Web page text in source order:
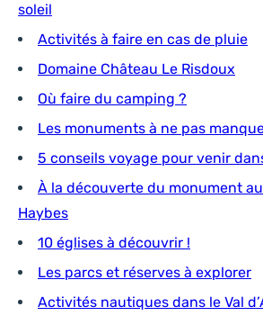
soleil
Activités à faire en cas de pluie
Domaine Château Le Risdoux
Où faire du camping ?
Les monuments à ne pas
5 conseils voyage pour venir
À la découverte du monument
Haybes
10 églises à découvrir !
Les parcs et réserves à explorer
Activités nautiques dans le Val